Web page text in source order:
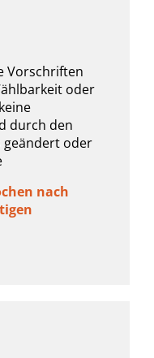
Vorschriften
oder
durch den
geändert oder
nach